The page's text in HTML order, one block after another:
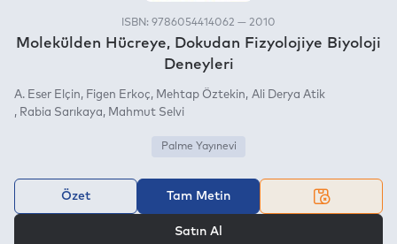
ISBN: 9786054414062 — 2010
Molekülden Hücreye, Dokudan Fizyolojiye Biyoloji
Deneyleri
A. Eser Elçin Figen Erkoç Mehtap Öztekin
Ali Derya Atik
Rabia Sarıkaya
Mahmut Selvi
Palme Yayınevi
Özet Tam Metin
Satın Al